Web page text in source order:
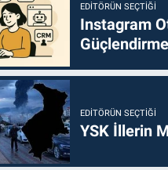
EDITÖRÜN SEÇTIĞI
Instagram
Güçlendirme
EDITÖRÜN SEÇTIĞI
YSK İllerin